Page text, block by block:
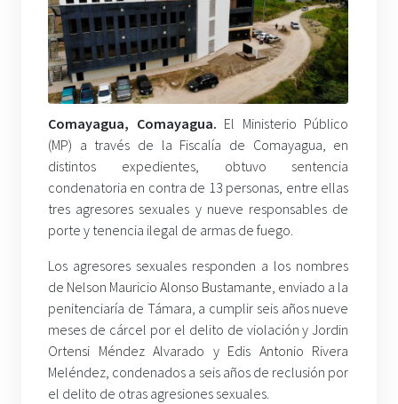
Comayagua, Comayagua. El Ministerio Público
(MP) a través de la Fiscalía de Comayagua, en
distintos expedientes, obtuvo sentencia
condenatoria en contra de 13 personas, entre ellas
tres agresores sexuales y nueve responsables de
porte y tenencia ilegal de armas de fuego.
Los agresores sexuales responden a los nombres
de Nelson Mauricio Alonso Bustamante, enviado a la
penitenciaría de Támara, a cumplir seis años nueve
meses de cárcel por el delito de violación y Jordin
Ortensi Méndez Alvarado y Edis Antonio Rivera
Meléndez, condenados a seis años de reclusión por
el delito de otras agresiones sexuales.